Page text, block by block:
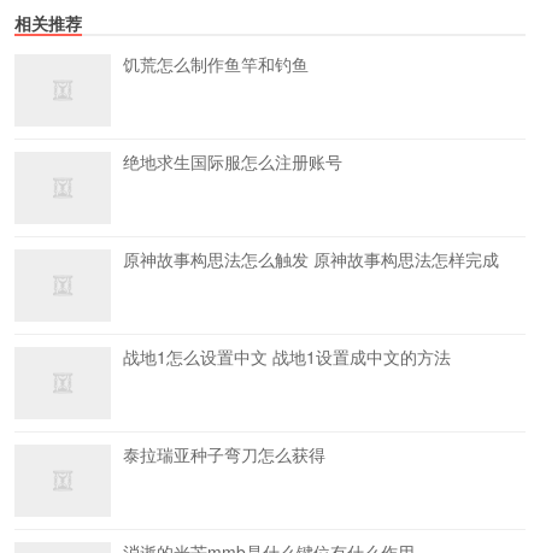
相关推荐
饥荒怎么制作鱼竿和钓鱼
绝地求生国际服怎么注册账号
原神故事构思法怎么触发 原神故事构思法怎样完成
战地1怎么设置中文 战地1设置成中文的方法
泰拉瑞亚种子弯刀怎么获得